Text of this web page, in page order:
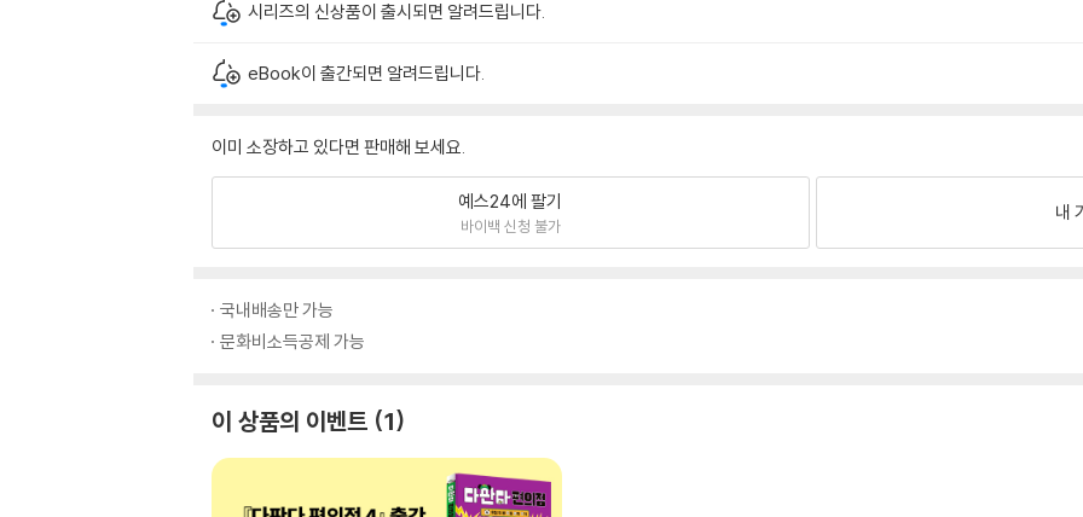
시리즈의 신상품이 출시되면 알려드립니다.
eBook이 출간되면 알려드립니다.
이미 소장하고 있다면 판매해 보세요.
예스24에 팔기
바이백 신청 불가
내
국내배송만 가능
문화비소득공제 가능
이 상품의 이벤트 1